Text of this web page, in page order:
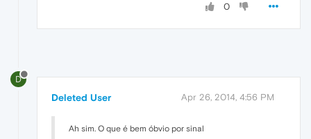
0
D
Deleted User Apr 26, 2014, 4:56 PM
Ah sim. O que é bem óbvio por sinal